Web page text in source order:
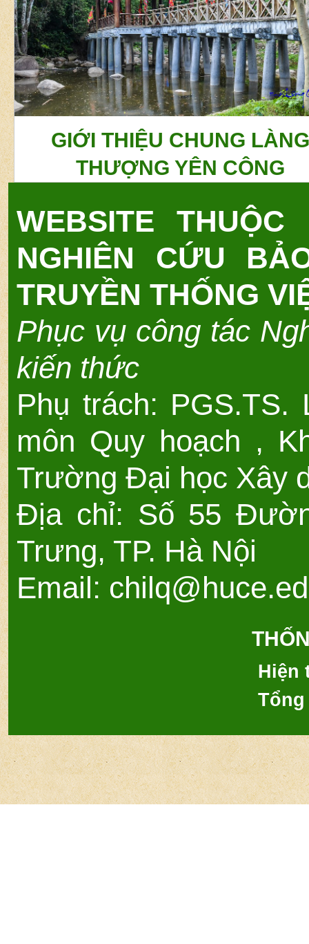
GIỚI THIỆU CHUNG LÀNG
THƯỢNG YÊN CÔNG
WEBSITE
NGHIÊN CỨU
TRUYỀN THỐNG
Phục vụ công tác
kiến thức
Phụ trách: PGS.TS.
môn Quy hoạch ,
Trường Đại học Xây
Địa chỉ: Số 55
Trưng, TP. Hà Nội
Email:
Hiện
Tổng